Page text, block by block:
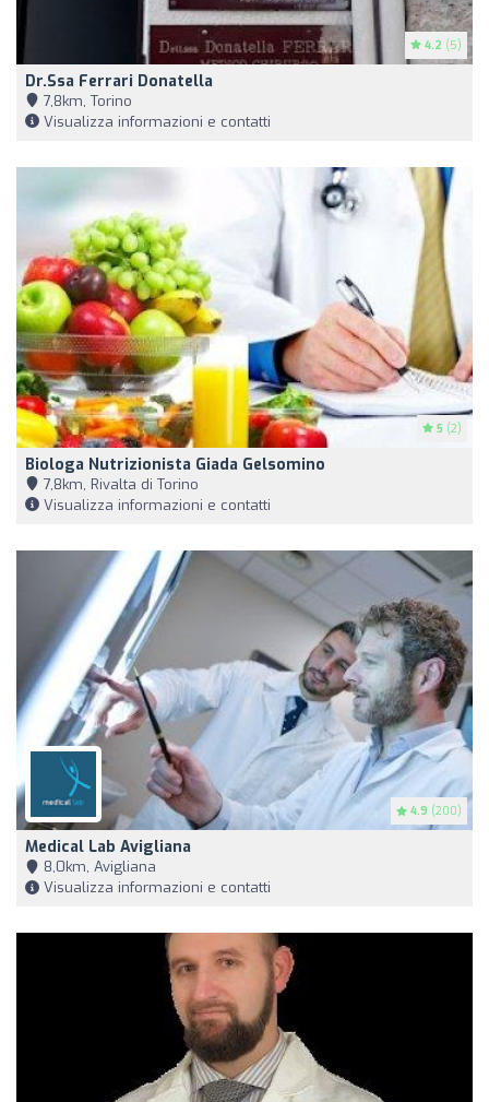
4.2 (5)
Dr.ssa Ferrari Donatella
7,8km, Torino
Visualizza informazioni e contatti
5 (2)
Biologa Nutrizionista Giada Gelsomino
7,8km, Rivalta di Torino
Visualizza informazioni e contatti
4.9 (200)
Medical Lab Avigliana
8,0km, Avigliana
Visualizza informazioni e contatti